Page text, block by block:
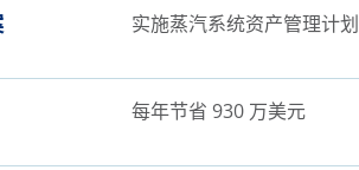
实施蒸汽系统资产管理计划
每年节省 930 万美元